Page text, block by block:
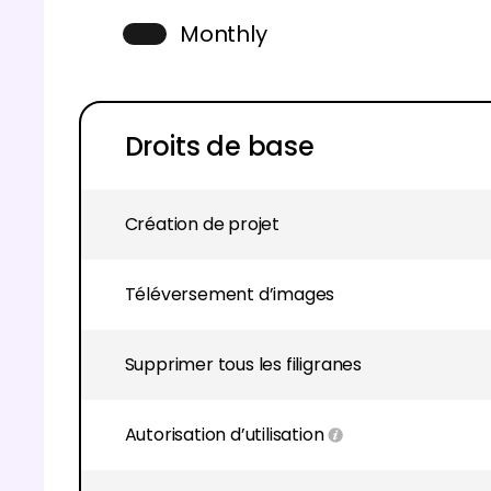
Monthly
Droits de base
Création de projet
Téléversement d’images
Supprimer tous les filigranes
Autorisation d’utilisation